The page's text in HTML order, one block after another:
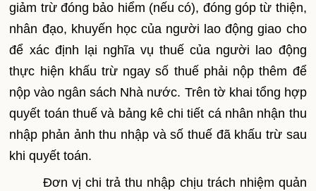
giảm trừ đóng bảo hiểm (nếu có), đóng góp từ thiện,
nhân đạo, khuyến học của người lao động giao cho
để xác định lại nghĩa vụ thuế của người lao động
thực hiện khấu trừ ngay số thuế phải nộp thêm để
nộp vào ngân sách Nhà nước. Trên tờ khai tổng hợp
quyết toán thuế và bảng kê chi tiết cá nhân nhận thu
nhập phản ảnh thu nhập và số thuế đã khấu trừ sau
khi quyết toán.
Đơn vị chi trả thu nhập chịu trách nhiệm quản